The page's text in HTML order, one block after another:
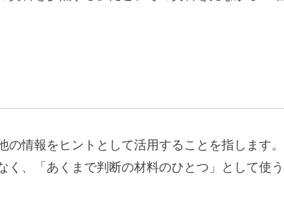
の情報をヒントとして活用することを指します。
、「あくまで判断の材料のひとつ」として使う